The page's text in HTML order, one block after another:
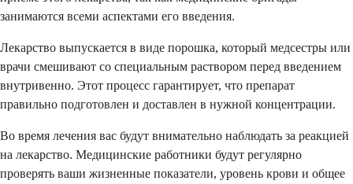
занимаются всеми аспектами его введения.
Лекарство выпускается в виде порошка, который медсестры или
врачи смешивают со специальным раствором перед введением
внутривенно. Этот процесс гарантирует, что препарат
правильно подготовлен и доставлен в нужной концентрации.
Во время лечения вас будут внимательно наблюдать за реакцией
на лекарство. Медицинские работники будут регулярно
проверять ваши жизненные показатели, уровень крови и общее